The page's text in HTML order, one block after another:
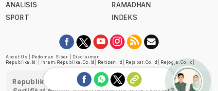
ANALISIS
SPORT
RAMADHAN
INDEKS
About Us Pedoman Siber
Disclaimer
Republika.id
Ihram.republika.co.id Retizen.id Rejabar.co.id Rejogja.co.id
Republika telah diverifikasi oleh Dewan Pers